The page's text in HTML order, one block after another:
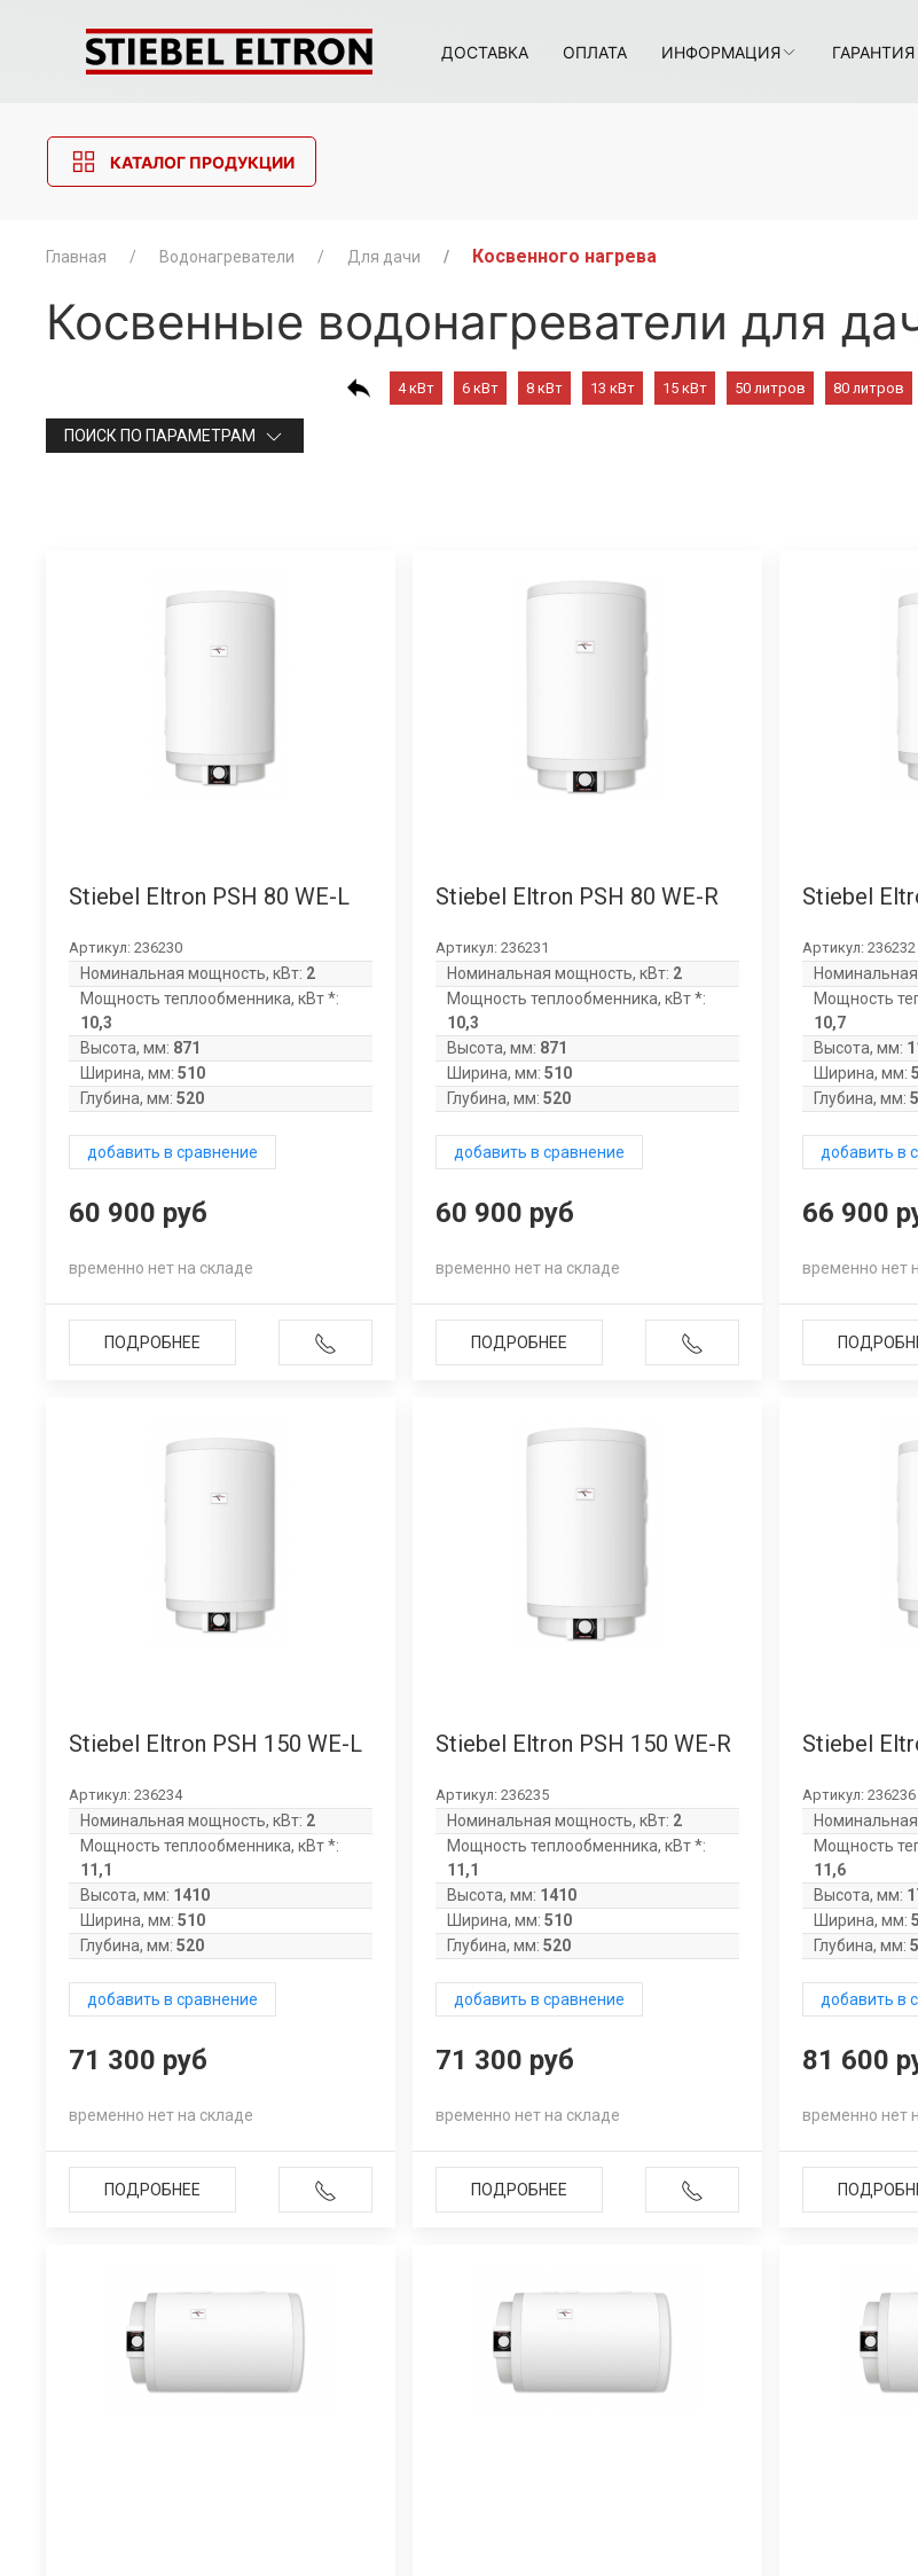
ДОСТАВКА ОПЛАТА ИНФОРМАЦИЯ ГАРАНТИЯ
КАТАЛОГ ПРОДУКЦИИ
Главная Водонагреватели Для дачи Косвенного нагрева
Косвенные водонагреватели для
4 кВт 6 кВт 8 кВт 13 кВт 15 кВт 50 литров 80 литров
ПОИСК ПО ПАРАМЕТРАМ
Stiebel Eltron PSH 80 WE-L
Артикул: 236230
Номинальная мощность, кВт: 2
Мощность теплообменника, кВт *:
10,3
Высота, мм: 871
Ширина, мм: 510
Глубина, мм: 520
добавить в сравнение
60 900 руб
временно нет на складе
ПОДРОБНЕЕ
Stiebel Eltron PSH 80 WE-R
Артикул: 236231
Номинальная мощность, кВт: 2
Мощность теплообменника, кВт *:
10,3
Высота, мм: 871
Ширина, мм: 510
Глубина, мм: 520
добавить в сравнение
60 900 руб
временно нет на складе
ПОДРОБНЕЕ
Stiebel
Артикул: 236232
Мощность
10,7
Высота, мм:
Ширина, мм:
Глубина, мм:
добавить в
66 900
временно нет
Stiebel Eltron PSH 150 WE-L
Артикул: 236234
Номинальная мощность, кВт: 2
Мощность теплообменника, кВт *:
11,1
Высота, мм: 1410
Ширина, мм: 510
Глубина, мм: 520
добавить в сравнение
71 300 руб
временно нет на складе
ПОДРОБНЕЕ
Stiebel Eltron PSH 150 WE-R
Артикул: 236235
Номинальная мощность, кВт: 2
Мощность теплообменника, кВт *:
11,1
Высота, мм: 1410
Ширина, мм: 510
Глубина, мм: 520
добавить в сравнение
71 300 руб
временно нет на складе
ПОДРОБНЕЕ
Stiebel
Артикул: 236236
Мощность
11,6
Высота, мм:
Ширина, мм:
Глубина, мм:
добавить в
81 600
временно нет